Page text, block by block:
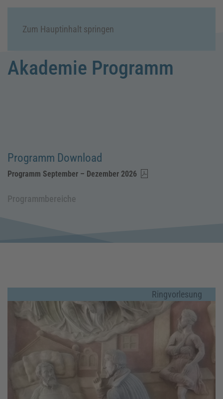
Zum Hauptinhalt springen
Akademie Programm
Programm Download
Programm September – Dezember 2026
Programmbereiche
Ringvorlesung